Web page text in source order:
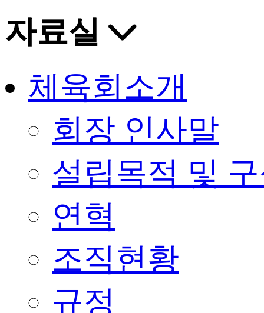
자료실
체육회소개
회장 인사말
설립목적 및
연혁
조직현황
규정